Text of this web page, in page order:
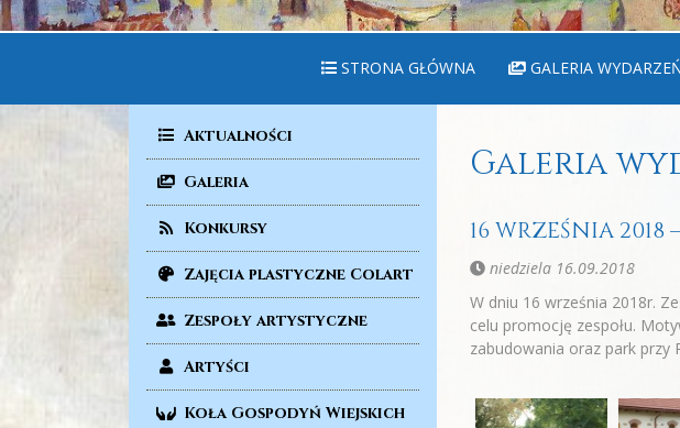
STRONA GŁÓWNA GALERIA
Aktualności
Galeria
Konkursy
Zajęcia plastyczne Colart
Zespoły artystyczne
Artyści
Koła Gospodyń Wiejskich
Galeria
16 WRZEŚNIA
niedziela 16.09.2018
W dniu 16 września 2018r.
celu promocję zespołu.
zabudowania oraz park przy